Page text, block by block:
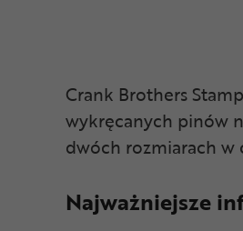
Crank Brothers
wykręcanych pinów
dwóch rozmiarach
Najważniejsze